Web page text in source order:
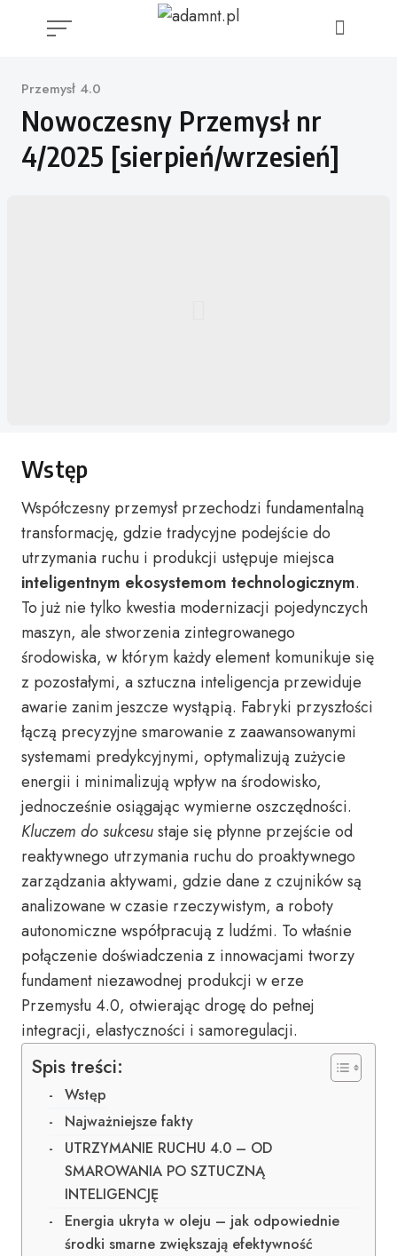
Kategoria
Przemysł 4.0
Nowoczesny Przemysł nr
4/2025 [sierpień/wrzesień]
Wstęp
Współczesny przemysł przechodzi fundamentalną
transformację, gdzie tradycyjne podejście do
utrzymania ruchu i produkcji ustępuje miejsca
inteligentnym ekosystemom technologicznym.
To już nie tylko kwestia modernizacji pojedynczych
maszyn, ale stworzenia zintegrowanego
środowiska, w którym każdy element komunikuje się
z pozostałymi, a sztuczna inteligencja przewiduje
awarie zanim jeszcze wystąpią. Fabryki przyszłości
łączą precyzyjne smarowanie z zaawansowanymi
systemami predykcyjnymi, optymalizują zużycie
energii i minimalizują wpływ na środowisko,
jednocześnie osiągając wymierne oszczędności.
Kluczem do sukcesustaje się płynne przejście od
reaktywnego utrzymania ruchu do proaktywnego
zarządzania aktywami, gdzie dane z czujników są
analizowane w czasie rzeczywistym, a roboty
autonomiczne współpracują z ludźmi. To właśnie
połączenie doświadczenia z innowacjami tworzy
fundament niezawodnej produkcji w erze
Przemysłu 4.0, otwierając drogę do pełnej
integracji, elastyczności i samoregulacji.
Spis treści:
Wstęp
Najważniejsze fakty
UTRZYMANIE RUCHU 4.0 – OD
SMAROWANIA PO SZTUCZNĄ
INTELIGENCJĘ
Energia ukryta w oleju – jak odpowiednie
środki smarne zwiększają efektywność